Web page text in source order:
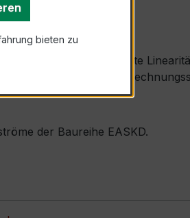
und exzellente
mittlere Verteiler,
der Baureihe EASKD.
bieten zu